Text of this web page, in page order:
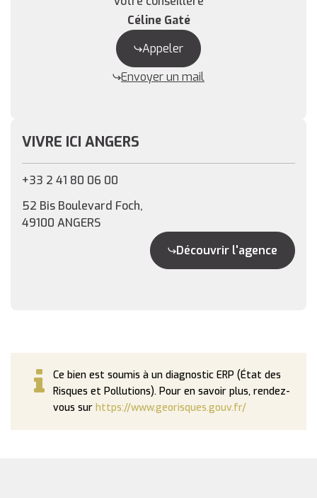
Céline Gaté
Appeler
Envoyer un mail
VIVRE ICI ANGERS
+33 2 41 80 06 00
52 Bis Boulevard Foch,
49100 ANGERS
Découvrir l'agence
Ce bien est soumis à un diagnostic ERP (État des
Risques et Pollutions). Pour en savoir plus, rendez-
vous sur https://www.georisques.gouv.fr/